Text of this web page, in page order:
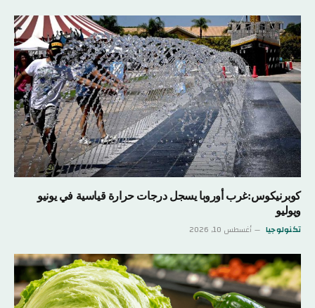
كوبرنيكوس:غرب أوروبا يسجل درجات حرارة قياسية في يونيو
ويوليو
تكنولوجيا أغسطس 10, 2026